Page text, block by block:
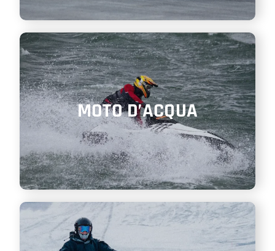
MOTO D’ACQUA